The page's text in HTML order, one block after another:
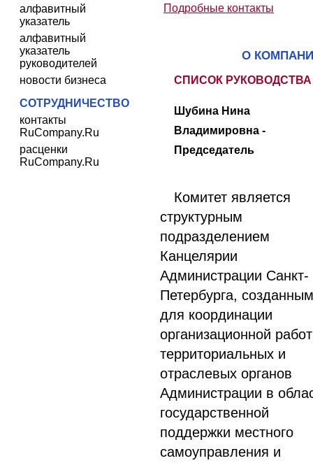
алфавитный
указатель
алфавитный
указатель
руководителей
новости бизнеса
СОТРУДНИЧЕСТВО
контакты
RuCompany.Ru
расценки
RuCompany.Ru
Подробные контакты
О
СПИСОК РУКОВОДСТВА
Шубина Нина
Владимировна -
Председатель
Комитет является
структурным
подразделением
Канцелярии
Администрации Санкт-
Петербурга, созданным
для координации
организационной
территориальных и
отраслевых органов
Администрации в
государственной
поддержки местного
самоуправления и